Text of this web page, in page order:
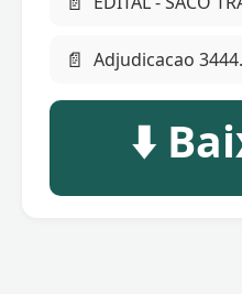
📄 Adjudicacao
⬇️